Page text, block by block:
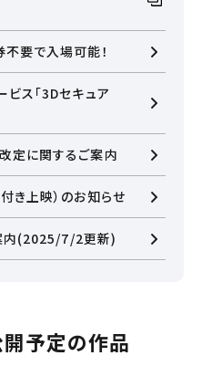
不要で入場可能！
ビス「3Dセキュア
定に関するご案内
き上映）のお知らせ
内(2025/7/2更新)
開予定の作品